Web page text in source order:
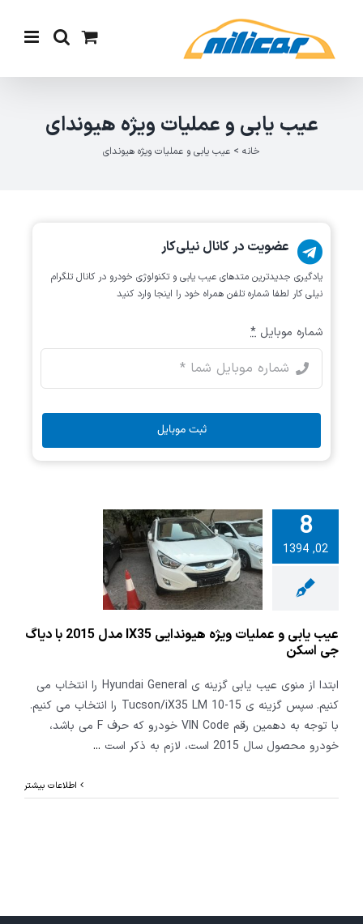
content
عیب یابی و عملیات ویژه هیوندای
خانه > عیب یابی و عملیات ویژه هیوندای
8
02, 1394
و عملیات
ویژه هیوندایی IX35
مدل 2015 با دیاگ
عیب یابی و عملیات ویژه هیوندایی IX35 مدل 2015 با دیاگ
جی اسکن
ابتدا از منوی عیب یابی گزینه ی Hyundai General را انتخاب می
کنیم. سپس گزینه ی Tucson/iX35 LM 10-15 را انتخاب می کنیم.
با توجه به دهمین رقم VIN Code خودرو که حرف F می باشد،
خودرو محصول سال 2015 است، لازم به ذکر است
...
اطلاعات بیشتر
عضویت در کانال نیلی‌کار
یادگیری جدیدترین متد‌های عیب یابی‌ و تکنولوژی خودرو در کانال تلگرام
نیلی کار لطفا شماره تلفن همراه خود را اینجا وارد کنید
شماره موبایل *
ثبت موبایل